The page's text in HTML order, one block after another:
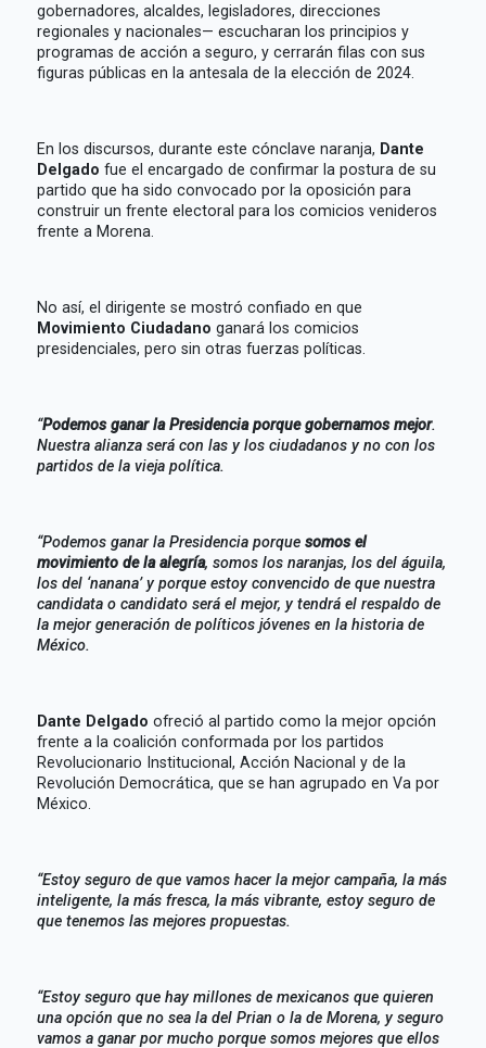
gobernadores, alcaldes, legisladores, direcciones
regionales y nacionales— escucharan los principios y
programas de acción a seguro, y cerrarán filas con sus
figuras públicas en la antesala de la elección de 2024.
En los discursos, durante este cónclave naranja, Dante
Delgado fue el encargado de confirmar la postura de su
partido que ha sido convocado por la oposición para
construir un frente electoral para los comicios venideros
frente a Morena.
No así, el dirigente se mostró confiado en que
Movimiento Ciudadano ganará los comicios
presidenciales, pero sin otras fuerzas políticas.
“Podemos ganar la Presidencia porque gobernamos mejor.
Nuestra alianza será con las y los ciudadanos y no con los
partidos de la vieja política.
“Podemos ganar la Presidencia porque somos el
movimiento de la alegría, somos los naranjas, los del águila,
los del ‘nanana’ y porque estoy convencido de que nuestra
candidata o candidato será el mejor, y tendrá el respaldo de
la mejor generación de políticos jóvenes en la historia de
México.
Dante Delgado ofreció al partido como la mejor opción
frente a la coalición conformada por los partidos
Revolucionario Institucional, Acción Nacional y de la
Revolución Democrática, que se han agrupado en Va por
México.
“Estoy seguro de que vamos hacer la mejor campaña, la más
inteligente, la más fresca, la más vibrante, estoy seguro de
que tenemos las mejores propuestas.
“Estoy seguro que hay millones de mexicanos que quieren
una opción que no sea la del Prian o la de Morena, y seguro
vamos a ganar por mucho porque somos mejores que ellos